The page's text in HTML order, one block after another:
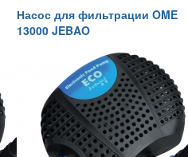
Насос для фильтрации OME
13000 JEBAO